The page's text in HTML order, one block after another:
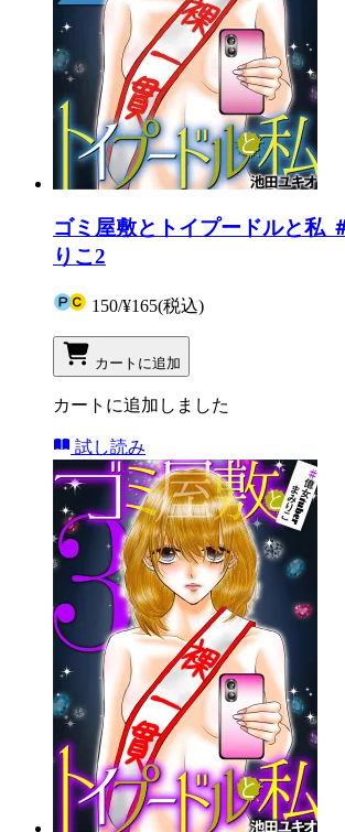
ゴミ屋敷とトイプードルと私
りこ2
150/¥165(税込)
カートに追加
カートに追加しました
試し読み